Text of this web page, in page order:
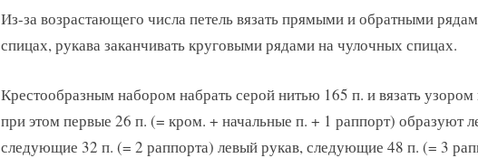
Из-за возрастающего числа петель вязать прямыми и обратными
спицах, рукава заканчивать круговыми рядами на чулочных спицах.
Крестообразным набором набрать серой нитью 165 п. и вязать узором
при этом первые 26 п. (= кром. + начальные п. + 1 раппорт) образуют
следующие 32 п. (= 2 раппорта) левый рукав, следующие 48 п. (= 3